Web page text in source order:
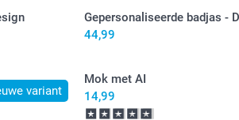
Gepersonaliseerde badjas -
44,99
variant
Mok met AI
14,99